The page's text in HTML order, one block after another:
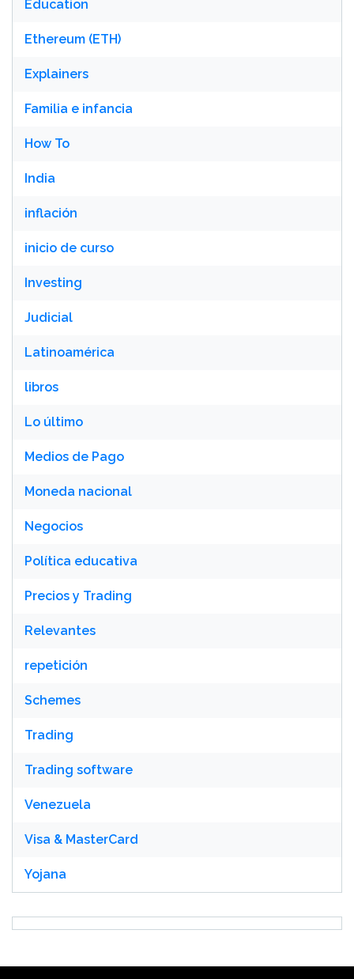
Education
Ethereum (ETH)
Explainers
Familia e infancia
How To
India
inflación
inicio de curso
Investing
Judicial
Latinoamérica
libros
Lo último
Medios de Pago
Moneda nacional
Negocios
Política educativa
Precios y Trading
Relevantes
repetición
Schemes
Trading
Trading software
Venezuela
Visa & MasterCard
Yojana